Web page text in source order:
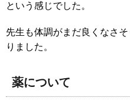
という感じでした。
先生も体調がまだ良くなさ
りました。
薬について